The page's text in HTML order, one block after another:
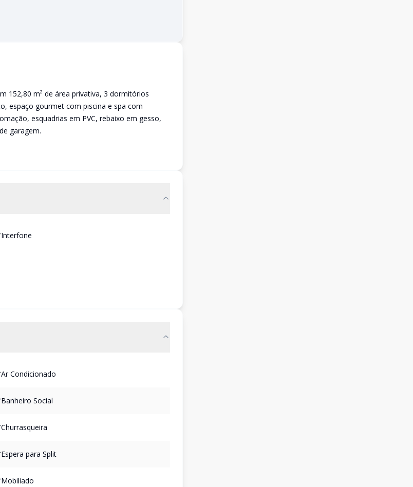
152,80 m² de área privativa, 3 dormitórios
espaço gourmet com piscina e spa com
esquadrias em PVC, rebaixo em gesso,
garagem.
Interfone
Ar Condicionado
Banheiro Social
Churrasqueira
Espera para Split
Mobiliado